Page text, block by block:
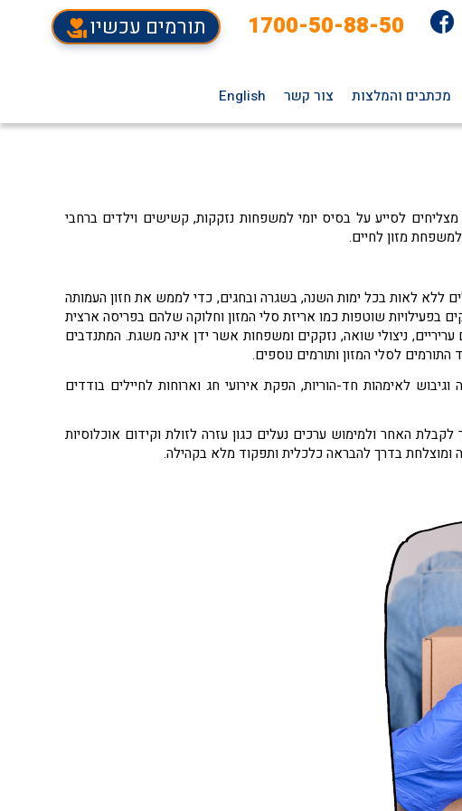
מכתבים והמלצות צור קשר English
1700-50-88-50 תורמים עכשיו
לסייע על בסיס יומי למשפחות נזקקות, קשישים וילדים ברחבי
מזון לחיים.
ללא לאות בכל ימות השנה, בשגרה ובחגים, כדי לממש את חזון העמותה
שוטפות כמו אריזת סלי המזון וחלוקה שלהם בפריסה ארצית
ניצולי שואה, נזקקים ומשפחות אשר ידן אינה משגת. המתנדבים
לסלי המזון ותורמים נוספים.
לאימהות חד-הוריות, הפקת אירועי חג וארוחות לחיילים בודדים
האחר ולמימוש ערכים נעלים כגון עזרה לזולת וקידום אוכלוסיות
ומוצלחת בדרך להבראה כלכלית ותפקוד מלא בקהילה.